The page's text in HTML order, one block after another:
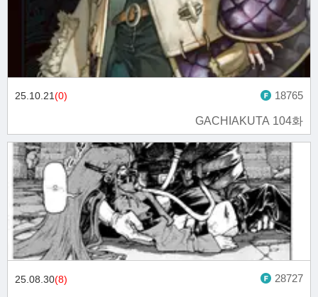
GACHIAKUTA 104화
25.10.21(0) 18765
25.08.30(8) 28727